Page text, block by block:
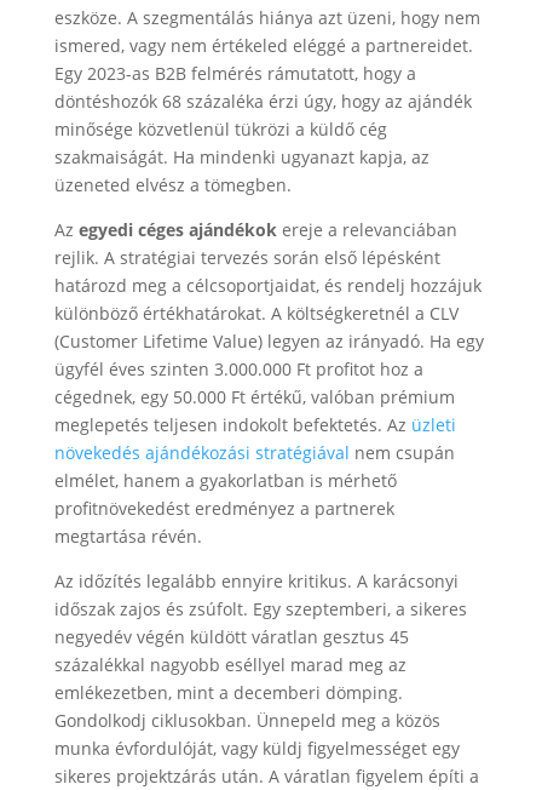
eszköze. A szegmentálás hiánya azt üzeni, hogy nem
ismered, vagy nem értékeled eléggé a partnereidet.
Egy 2023-as B2B felmérés rámutatott, hogy a
döntéshozók 68 százaléka érzi úgy, hogy az ajándék
minősége közvetlenül tükrözi a küldő cég
szakmaiságát. Ha mindenki ugyanazt kapja, az
üzeneted elvész a tömegben.
Az egyedi céges ajándékok ereje a relevanciában
rejlik. A stratégiai tervezés során első lépésként
határozd meg a célcsoportjaidat, és rendelj hozzájuk
különböző értékhatárokat. A költségkeretnél a CLV
(Customer Lifetime Value) legyen az irányadó. Ha egy
ügyfél éves szinten 3.000.000 Ft profitot hoz a
cégednek, egy 50.000 Ft értékű, valóban prémium
meglepetés teljesen indokolt befektetés. Az üzleti
növekedés ajándékozási stratégiával nem csupán
elmélet, hanem a gyakorlatban is mérhető
profitnövekedést eredményez a partnerek
megtartása révén.
Az időzítés legalább ennyire kritikus. A karácsonyi
időszak zajos és zsúfolt. Egy szeptemberi, a sikeres
negyedév végén küldött váratlan gesztus 45
százalékkal nagyobb eséllyel marad meg az
emlékezetben, mint a decemberi dömping.
Gondolkodj ciklusokban. Ünnepeld meg a közös
munka évfordulóját, vagy küldj figyelmességet egy
sikeres projektzárás után. A váratlan figyelem építi a